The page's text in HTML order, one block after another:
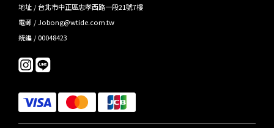
地址 / 台北市中正區忠孝西路一段21號7樓
電郵 / Jobong@wtide.com.tw
統編 / 00048423